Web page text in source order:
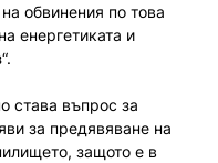
обвинения по това
енергетиката и
става въпрос за
за предявяване на
защото е в